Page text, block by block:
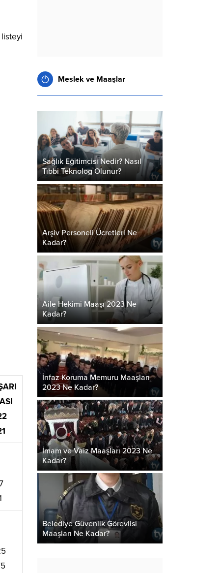
listeyi
Meslek ve Maaşlar
Sağlık Eğitimcisi Nedir? Nasıl
Tıbbi Teknolog Olunur?
Arşiv Personeli Ücretleri Ne
Kadar?
Aile Hekimi Maaşı 2023 Ne
Kadar?
İnfaz Koruma Memuru Maaşları
2023 Ne Kadar?
İmam ve Vaiz Maaşları 2023 Ne
Kadar?
Belediye Güvenlik Görevlisi
Maaşları Ne Kadar?